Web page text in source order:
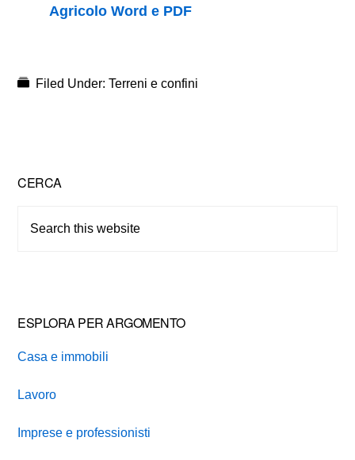
Agricolo Word e PDF
Filed Under:Terreni e confini
Primary
Sidebar
CERCA
ESPLORA PER ARGOMENTO
Casa e immobili
Lavoro
Imprese e professionisti